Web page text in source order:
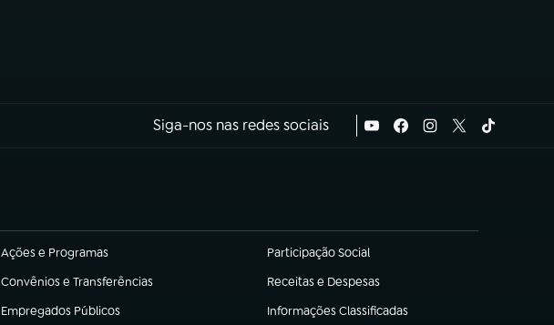
Siga-nos nas redes sociais
Ações e Programas
(abre em nova aba) Participação Social
(abre em nova aba)
Convênios e Transferências
(abre em nova aba) Receitas e Despesas
(abre em nova aba)
Empregados Públicos
(abre em nova aba) Informações Classificadas
(abre em nova aba)